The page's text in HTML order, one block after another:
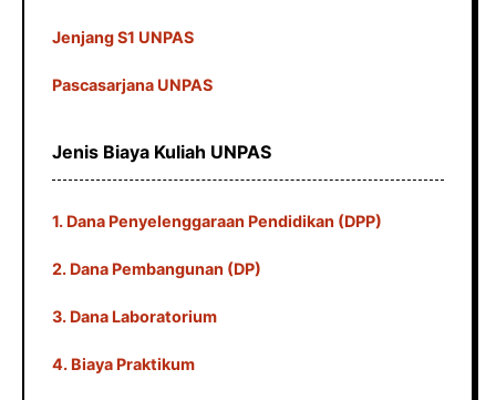
Jenjang S1 UNPAS
Pascasarjana UNPAS
Jenis Biaya Kuliah UNPAS
1. Dana Penyelenggaraan Pendidikan (DPP)
2. Dana Pembangunan (DP)
3. Dana Laboratorium
4. Biaya Praktikum